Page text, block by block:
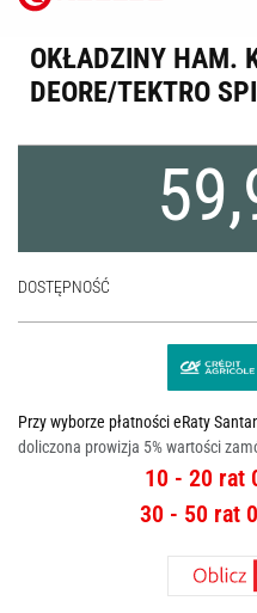
OKŁADZINY HAM.
DEORE/TEKTRO
DOSTĘPNOŚĆ
Przy wyborze płatności eRaty
doliczona prowizja 5% wartości
10 - 20 rat
30 - 50 rat